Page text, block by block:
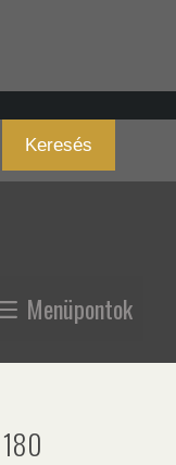
Keresés
Menüpontok